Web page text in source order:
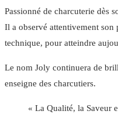
Passionné de charcuterie dès
Il a observé attentivement son
technique, pour atteindre
Le nom Joly continuera de
enseigne des charcutiers.
« La Qualité, la Saveur